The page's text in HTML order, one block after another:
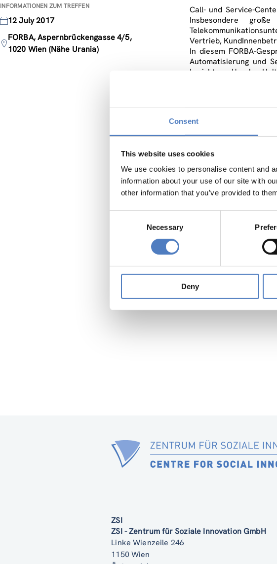
Consent
This website uses cookies
We use cookies to personalise content and
information about your use of our site with
other information that you’ve provided to
Necessary
Deny
INFORMATIONEN ZUM TREFFEN
12 July 2017
FORBA, Aspernbrückengasse 4/5,
1020 Wien (Nähe Urania)
Call- und Service-
Insbesondere
Vertrieb,
In diesem FORBA-
Automatisierung und
berichten Ursula
Arbeitsbedingungen,
Call-Center und
FORBA,
Die Vortragenden
Ursula Holtgreweist
Arbeitsschwerpunkte:
Philip Schörpfarbeitet
Arbeitssoziologie,
Thomas Riesenecker-
ZSI
ZSI - Zentrum für Soziale Innovation GmbH
Linke Wienzeile 246
1150 Wien